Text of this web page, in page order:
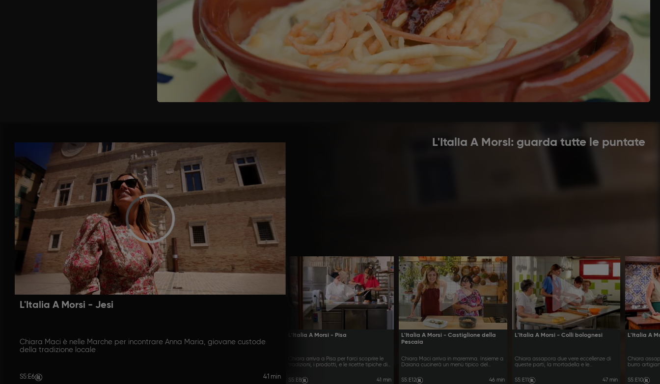
Bollire l’acqua in una pentola grande. Tuffare le sagne e aggiustarle di sale. Scolare quando sono al dente.
Mettere a scaldare l’olio e friggere un pugnetto di sagne per ogni porzione. Una volta pronte farle asciugare su un
panno assorbente. In un pentolino profondo porre un bicchiere di olio EVO, aggiungere un rametto di rosmarino,
uno spicchio d’aglio vestito, la crosta del pane e far friggere lentamente. A metà cottura aggiungere 1 o 2
peperoni secchi. A fine cottura togliere il rosmarino e l’aglio. In un coccio porre le sagne, due mestoli di acqua di
cottura, la purea di ceci, i ceci caldi e il condimento soffritto, con pane frantumato. Mantecare. Servire le sagne
fritte accompagnate dal peperone franto.
L'Italia A Morsi: guarda tutte le puntate
L'Italia A Morsi - Jesi
Chiara Maci è nelle Marche per incontrare Anna Maria, giovane custode
della tradizione locale
S5: E6 41 min
L'Italia A Morsi - Pisa
Chiara arriva a Pisa per farci scoprire le
tradizioni, i prodotti, e le ricette tipiche di
S5:E8 41 min
L'Italia A Morsi - Castiglione della
Pescaia
Chiara Maci arriva in maremma. Insieme a
Daiana cucinerà un menù tipico del
S5:E12 46 min
L'Italia A Morsi - Colli bolognesi
Chiara assapora due vere eccellenze di
queste parti, la mortadella e le
S5:E11 47 min
L'Italia A
Chiara
burro
S5:E10